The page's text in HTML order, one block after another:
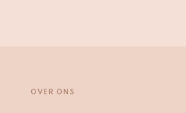
OVER ONS